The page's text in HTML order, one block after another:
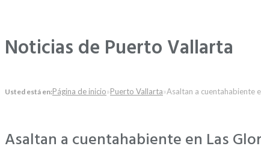
Noticias de Puerto Vallarta
Usted está en:Página de inicio»Puerto Vallarta»Asaltan a cuentahabiente
Asaltan a cuentahabiente en Las